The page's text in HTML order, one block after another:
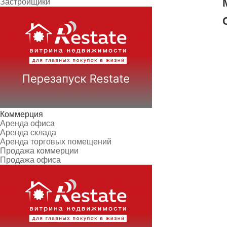
Застройщики
Коммерция
Аренда офиса
Аренда склада
Аренда торговых помещений
Продажа коммерции
Продажа офиса